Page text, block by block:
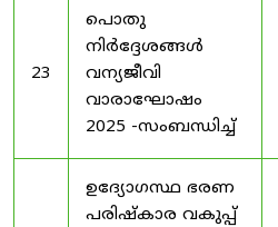
23
പൊതു
നിർദ്ദേശങ്ങൾ
വന്യജീവി
വാരാഘോഷം
2025 -സംബന്ധിച്ച്
ഉദ്യോഗസ്ഥ ഭരണ
പരിഷ്കാര വകുപ്പ്